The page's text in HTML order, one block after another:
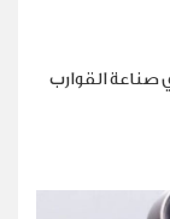
صناعة القوارب